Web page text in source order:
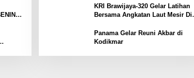
KRI Brawijaya-320 Gelar Latihan
Bersama Angkatan Laut Mesir Di
Panama Gelar Reuni Akbar di
Kodikmar